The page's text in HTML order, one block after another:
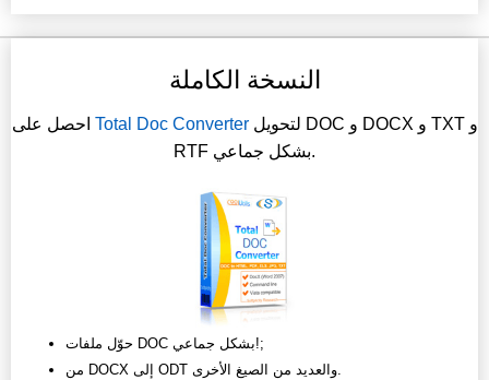
النسخة الكاملة
Total Doc Converterلتحويل DOC و DOCX و TXT و
RTF بشكل جماعي.
حوّل ملفات DOC بشكل جماعي!;
من DOCX إلى ODT والعديد من الصيغ الأخرى.